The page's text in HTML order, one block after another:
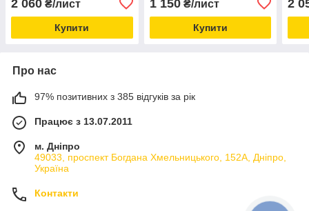
2 060 ₴/лист
Купити
1 150₴/лист
Купити
2
Про нас
97% позитивних з 385 відгуків за рік
Працює з 13.07.2011
м. Дніпро
49033, проспект Богдана Хмельницького, 152А, Дніпро,
Україна
Контакти